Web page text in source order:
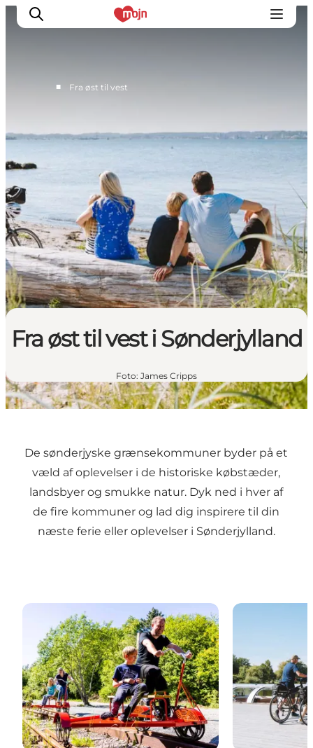
Sønderborg
Aabenraa
Rømø/Tønder
■ Fra øst til vest
Fra øst til vest i Sønderjylland
Foto: James Cripps
De sønderjyske grænsekommuner byder på et
væld af oplevelser i de historiske købstæder,
landsbyer og smukke natur. Dyk ned i hver af
de fire kommuner og lad dig inspirere til din
næste ferie eller oplevelser i Sønderjylland.
Aabenraa Haderslev